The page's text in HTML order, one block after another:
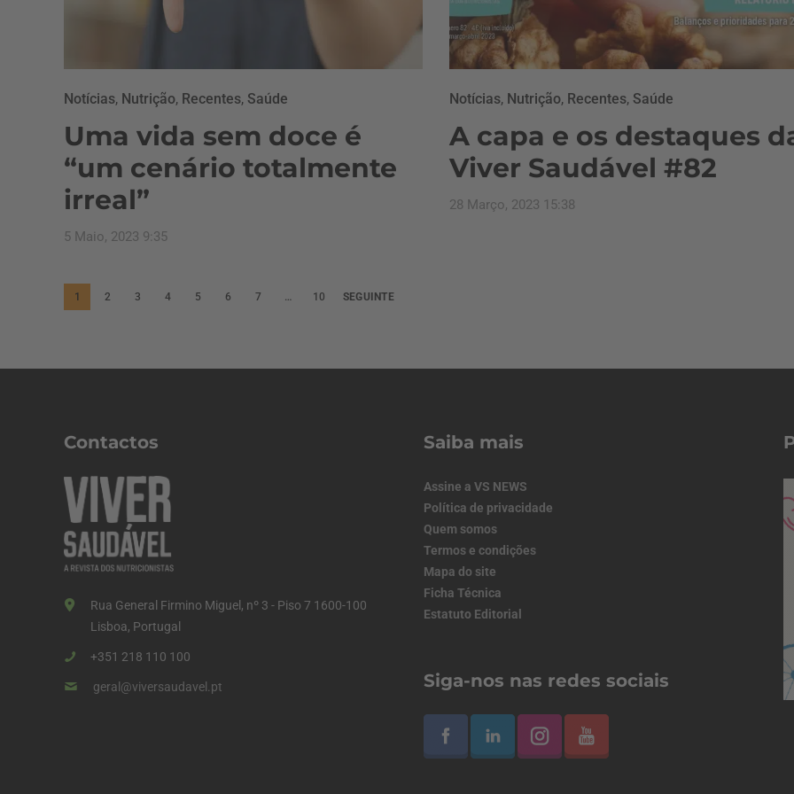
Notícias, Nutrição, Recentes, Saúde
Uma vida sem doce é
“um cenário totalmente
irreal”
5 Maio, 2023 9:35
Notícias, Nutrição, Recentes, Saúde
A capa e os destaques
Viver Saudável #82
28 Março, 2023 15:38
P
a
ã
o
d
o
s
o
n
1 2 3 4 5 6 7 … 10 SEGUINTE
Contactos
Rua General Firmino Miguel, nº 3 - Piso 7 1600-100
Lisboa, Portugal
+351 218 110 100
geral@viversaudavel.pt
Saiba mais
Assine a VS NEWS
Política de privacidade
Quem somos
Termos e condições
Mapa do site
Ficha Técnica
Estatuto Editorial
Siga-nos nas redes sociais